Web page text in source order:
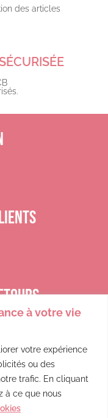
à votre vie
votre expérience
ou des
trafic. En cliquant
à ce que nous
des articles